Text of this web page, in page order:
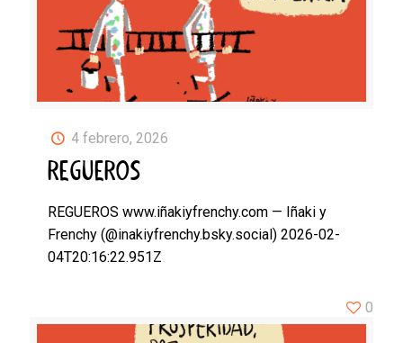
4 febrero, 2026
REGUEROS
REGUEROS www.iñakiyfrenchy.com — Iñaki y
Frenchy (@inakiyfrenchy.bsky.social) 2026-02-
04T20:16:22.951Z
0